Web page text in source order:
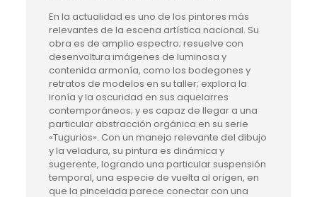
En la actualidad es uno de los pintores más
relevantes de la escena artística nacional. Su
obra es de amplio espectro; resuelve con
desenvoltura imágenes de luminosa y
contenida armonía, como los bodegones y
retratos de modelos en su taller; explora la
ironía y la oscuridad en sus aquelarres
contemporáneos; y es capaz de llegar a una
particular abstracción orgánica en su serie
«Tugurios». Con un manejo relevante del dibujo
y la veladura, su pintura es dinámica y
sugerente, logrando una particular suspensión
temporal, una especie de vuelta al origen, en
que la pincelada parece conectar con una